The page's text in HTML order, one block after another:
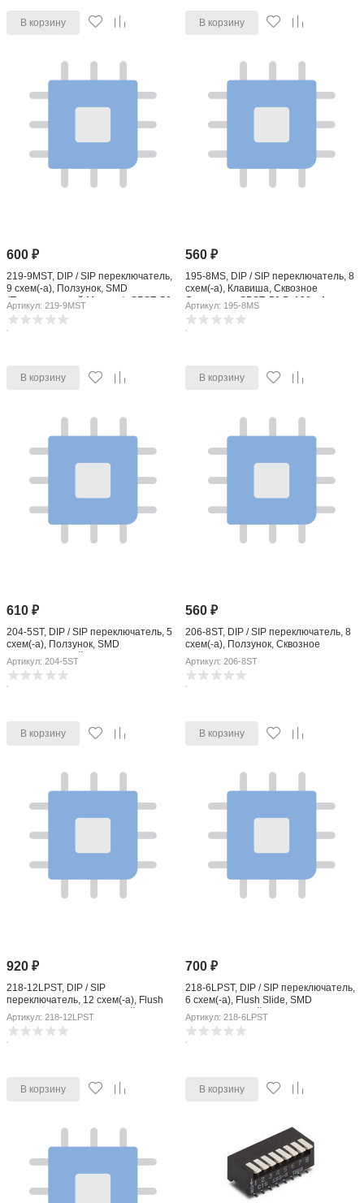
В корзину В корзину
600₽
219-9MST, DIP / SIP переключатель,
9 схем(-а), Ползунок, SMD
(Поверхностный Монтаж), SPST, 50
В, 100 мА
Артикул: 219-9MST
В корзину
560 ₽
195-8MS, DIP / SIP переключатель, 8
схем(-а), Клавиша, Сквозное
Отверстие, SPST, 50 В, 100 мА
Артикул: 195-8MS
В корзину
610₽
204-5ST, DIP / SIP переключатель, 5
схем(-а), Ползунок, SMD
(Поверхностный Монтаж), SPST, 50
В, 100 мА
Артикул: 204-5ST
В корзину
560 ₽
206-8ST, DIP / SIP переключатель, 8
схем(-а), Ползунок, Сквозное
Отверстие, SPST, 50 В, 100 мА
Артикул: 206-8ST
В корзину
920₽
218-12LPST, DIP / SIP
переключатель, 12 схем(-а), Flush
Slide, SMD (Поверхностный
Монтаж), SPST, 50 В, 100 мА
Артикул: 218-12LPST
В корзину
700 ₽
218-6LPST, DIP / SIP переключатель,
6 схем(-а), Flush Slide, SMD
(Поверхностный Монтаж), SPST, 50
В, 100 мА
Артикул: 218-6LPST
В корзину